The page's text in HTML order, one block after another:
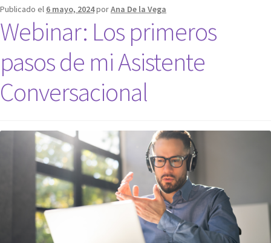
Publicado el 6 mayo, 2024porAna De la Vega
Webinar: Los primeros
pasos de mi Asistente
Conversacional